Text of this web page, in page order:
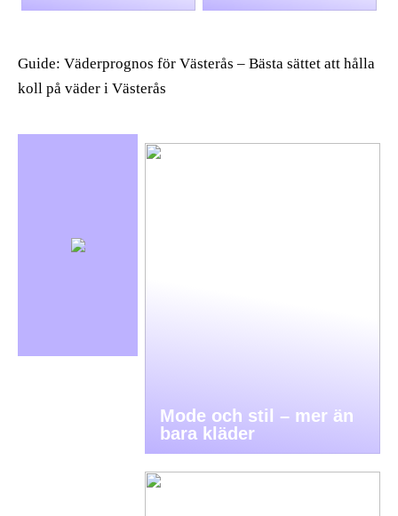
Guide: Väderprognos för Västerås – Bästa sättet att hålla
koll på väder i Västerås
Mode och stil – mer än
bara kläder